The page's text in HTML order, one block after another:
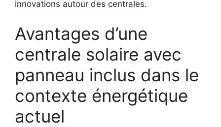
innovations autour des centrales.
Avantages d’une
centrale solaire avec
panneau inclus dans le
contexte énergétique
actuel